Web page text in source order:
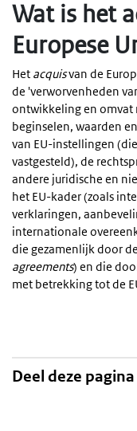
Wat is het
Europese
Het acquisvan de
de 'verworvenheden
ontwikkeling en omvat
beginselen, waarden
van EU-instellingen
vastgesteld), de
andere juridische en
het EU-kader (zoals
verklaringen,
internationale
die gezamenlijk door
agreements) en die
met betrekking tot de
Deel deze pagina